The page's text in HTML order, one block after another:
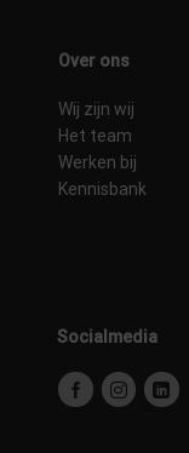
Over ons
Wij zijn wij
Het team
Werken bij
Kennisbank
Socialmedia